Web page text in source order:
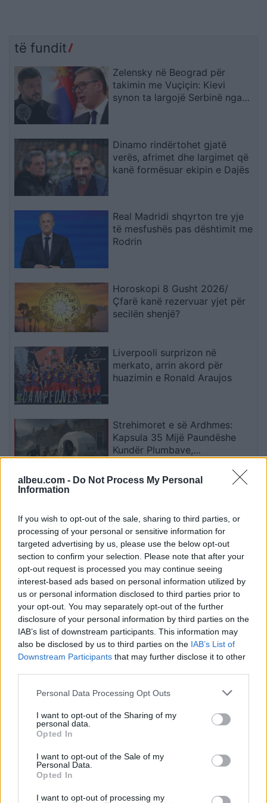
albeu.com - Do Not Process My Personal
Information
If you wish to opt-out of the sale, sharing to third parties, or
processing of your personal or sensitive information for
targeted advertising by us, please use the below opt-out
section to confirm your selection. Please note that after your
opt-out request is processed you may continue seeing
interest-based ads based on personal information utilized by
us or personal information disclosed to third parties prior to
your opt-out. You may separately opt-out of the further
disclosure of your personal information by third parties on the
IAB’s list of downstream participants. This information may
also be disclosed by us to third parties on the IAB’s List of
Downstream Participants that may further disclose it to other
Personal Data Processing Opt Outs
I want to opt-out of the Sharing of my
personal data.
Opted In
I want to opt-out of the Sale of my
Personal Data.
Opted In
I want to opt-out of processing my
të fundit
Zelensky në Beograd për
takimin me Vuçiçin: Kievi
synon ta largojë Serbinë nga
Dinamo rindërtohet gjatë
verës, afrimet dhe largimet që
kanë formësuar ekipin e Dajës
Real Madridi shqyrton tre yje
të mesfushës pas dështimit me
Rodrin
Horoskopi 8 Gusht 2026/
Çfarë kanë rezervuar yjet për
secilën shenjë?
Liverpooli surprizon në
merkato, arrin akord për
huazimin e Ronald Araujos
Strehimoret e së Ardhmes:
Kapsula 35 Mijë Paundëshe
Kundër Plumbave,
Natyrore
të sekreteve industriale
Esim for USA|Esim for Italy| Esim for Spain|Esim